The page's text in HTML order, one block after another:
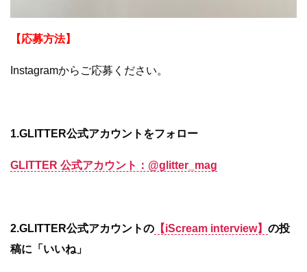
【応募方法】
Instagramからご応募ください。
1.GLITTER公式アカウントをフォロー
GLITTER 公式アカウント：@glitter_mag
2.GLITTER公式アカウントの 【iScream interview】 の投
稿に「いいね」